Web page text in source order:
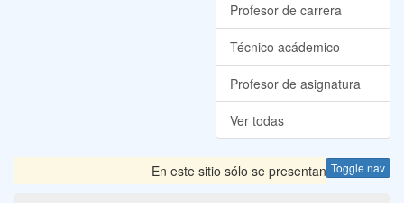
Profesor de carrera
Técnico acádemico
Profesor de asignatura
Ver todas
Toggle nav
En este sitio sólo se presentan las